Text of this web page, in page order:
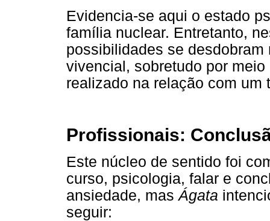
Evidencia-se aqui o estado
família nuclear. Entretanto,
possibilidades se
vivencial, sobretudo por
realizado na relação com um
Profissionais:
Este núcleo de sentido foi
curso, psicologia, falar e
ansiedade, masÁgata
seguir: